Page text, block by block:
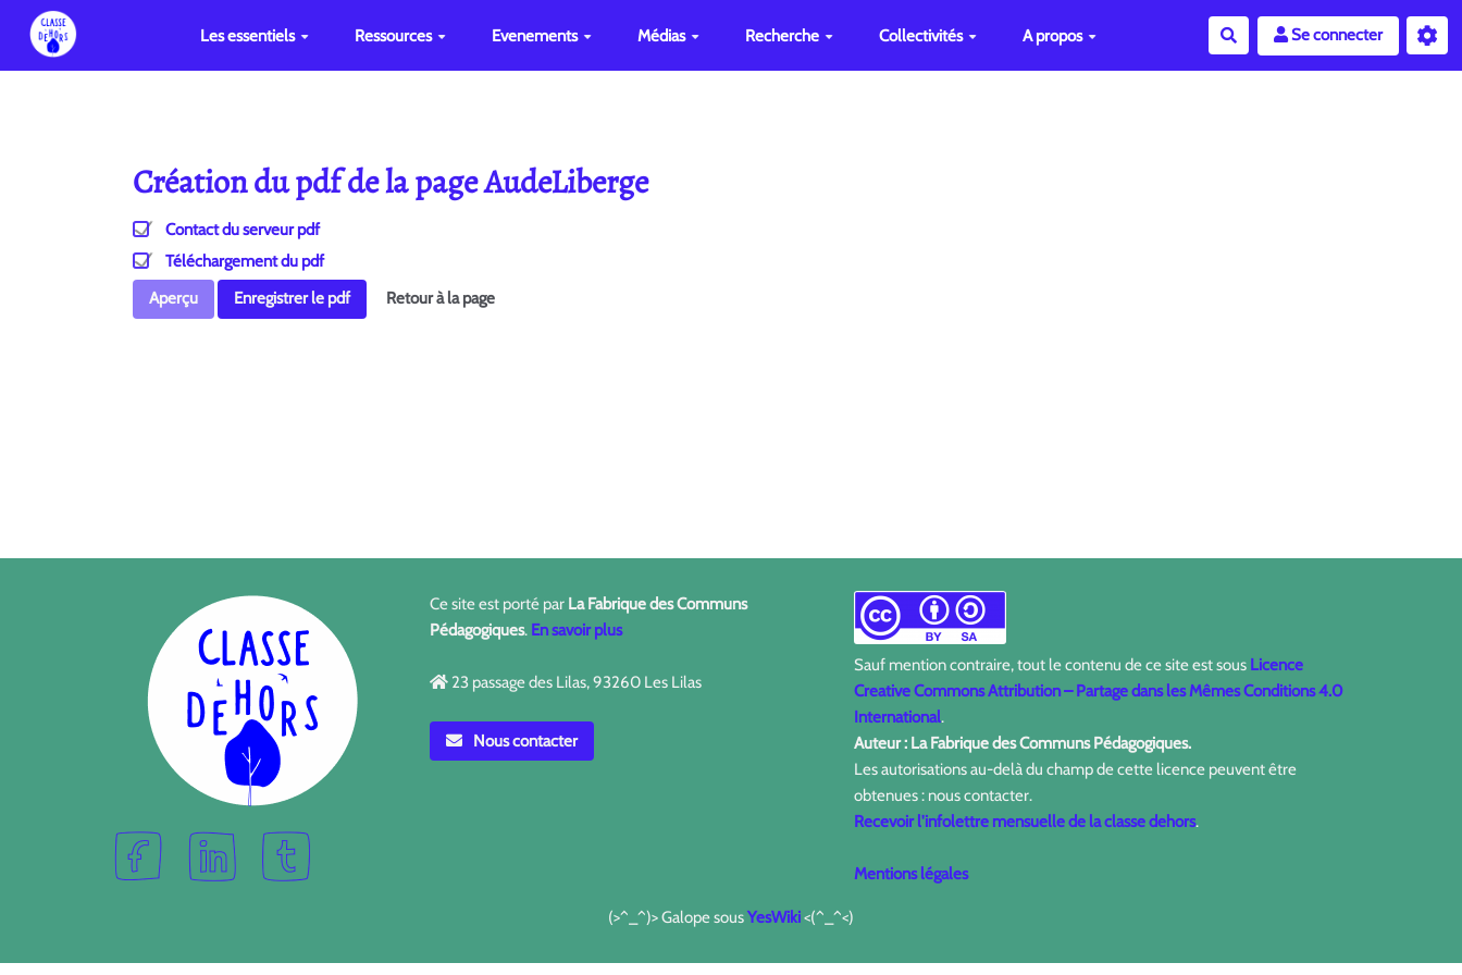
Les essentiels Ressources Evenements Médias Recherche Collectivités A propos RechercherSe connecter
Création du pdf de la page AudeLiberge
Contact du serveur pdf
Téléchargement du pdf
Aperçu
Enregistrer le pdf Retour à la page
Ce site est porté par La Fabrique des Communs
Pédagogiques. En savoir plus
23 passage des Lilas, 93260 Les Lilas
Nous contacter
Sauf mention contraire, tout le contenu de ce site est sous Licence
Creative Commons Attribution – Partage dans les Mêmes Conditions 4.0
International.
Auteur : La Fabrique des Communs Pédagogiques.
Les autorisations au-delà du champ de cette licence peuvent être
obtenues : nous contacter.
Recevoir l'infolettre mensuelle de la classe dehors.
Mentions légales
(>^_^)> Galope sousYesWiki<(^_^<)